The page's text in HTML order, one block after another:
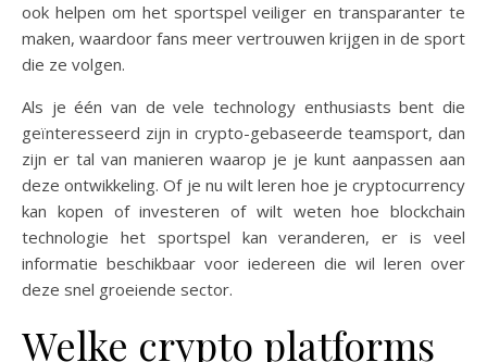
ook helpen om het sportspel veiliger en transparanter te
maken, waardoor fans meer vertrouwen krijgen in de sport
die ze volgen.
Als je één van de vele technology enthusiasts bent die
geïnteresseerd zijn in crypto-gebaseerde teamsport, dan
zijn er tal van manieren waarop je je kunt aanpassen aan
deze ontwikkeling. Of je nu wilt leren hoe je cryptocurrency
kan kopen of investeren of wilt weten hoe blockchain
technologie het sportspel kan veranderen, er is veel
informatie beschikbaar voor iedereen die wil leren over
deze snel groeiende sector.
Welke crypto platforms